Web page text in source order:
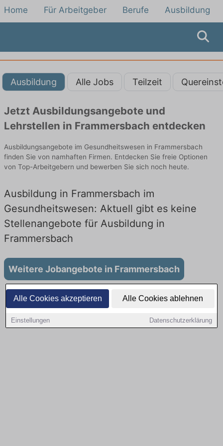
Alle Cookies akzeptieren Alle Cookies ablehnen
Einstellungen Datenschutzerklärung
Home Für Arbeitgeber Berufe Ausbildung
Ausbildung Alle Jobs Teilzeit
Jetzt Ausbildungsangebote und
Lehrstellen in Frammersbach entdecken
Ausbildungsangebote im Gesundheitswesen in Frammersbach
finden Sie von namhaften Firmen. Entdecken Sie freie Optionen
von Top-Arbeitgebern und bewerben Sie sich noch heute.
Ausbildung in Frammersbach im
Gesundheitswesen: Aktuell gibt es keine
Stellenangebote für Ausbildung in
Frammersbach
Weitere Jobangebote in Frammersbach